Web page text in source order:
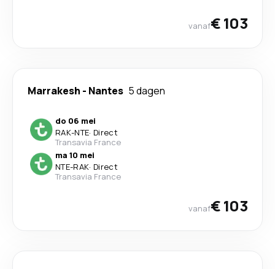
vanaf€ 103
Marrakesh - Nantes 5 dagen
do 06 mei
RAK-NTE· Direct
Transavia France
ma 10 mei
NTE-RAK· Direct
Transavia France
vanaf€ 103